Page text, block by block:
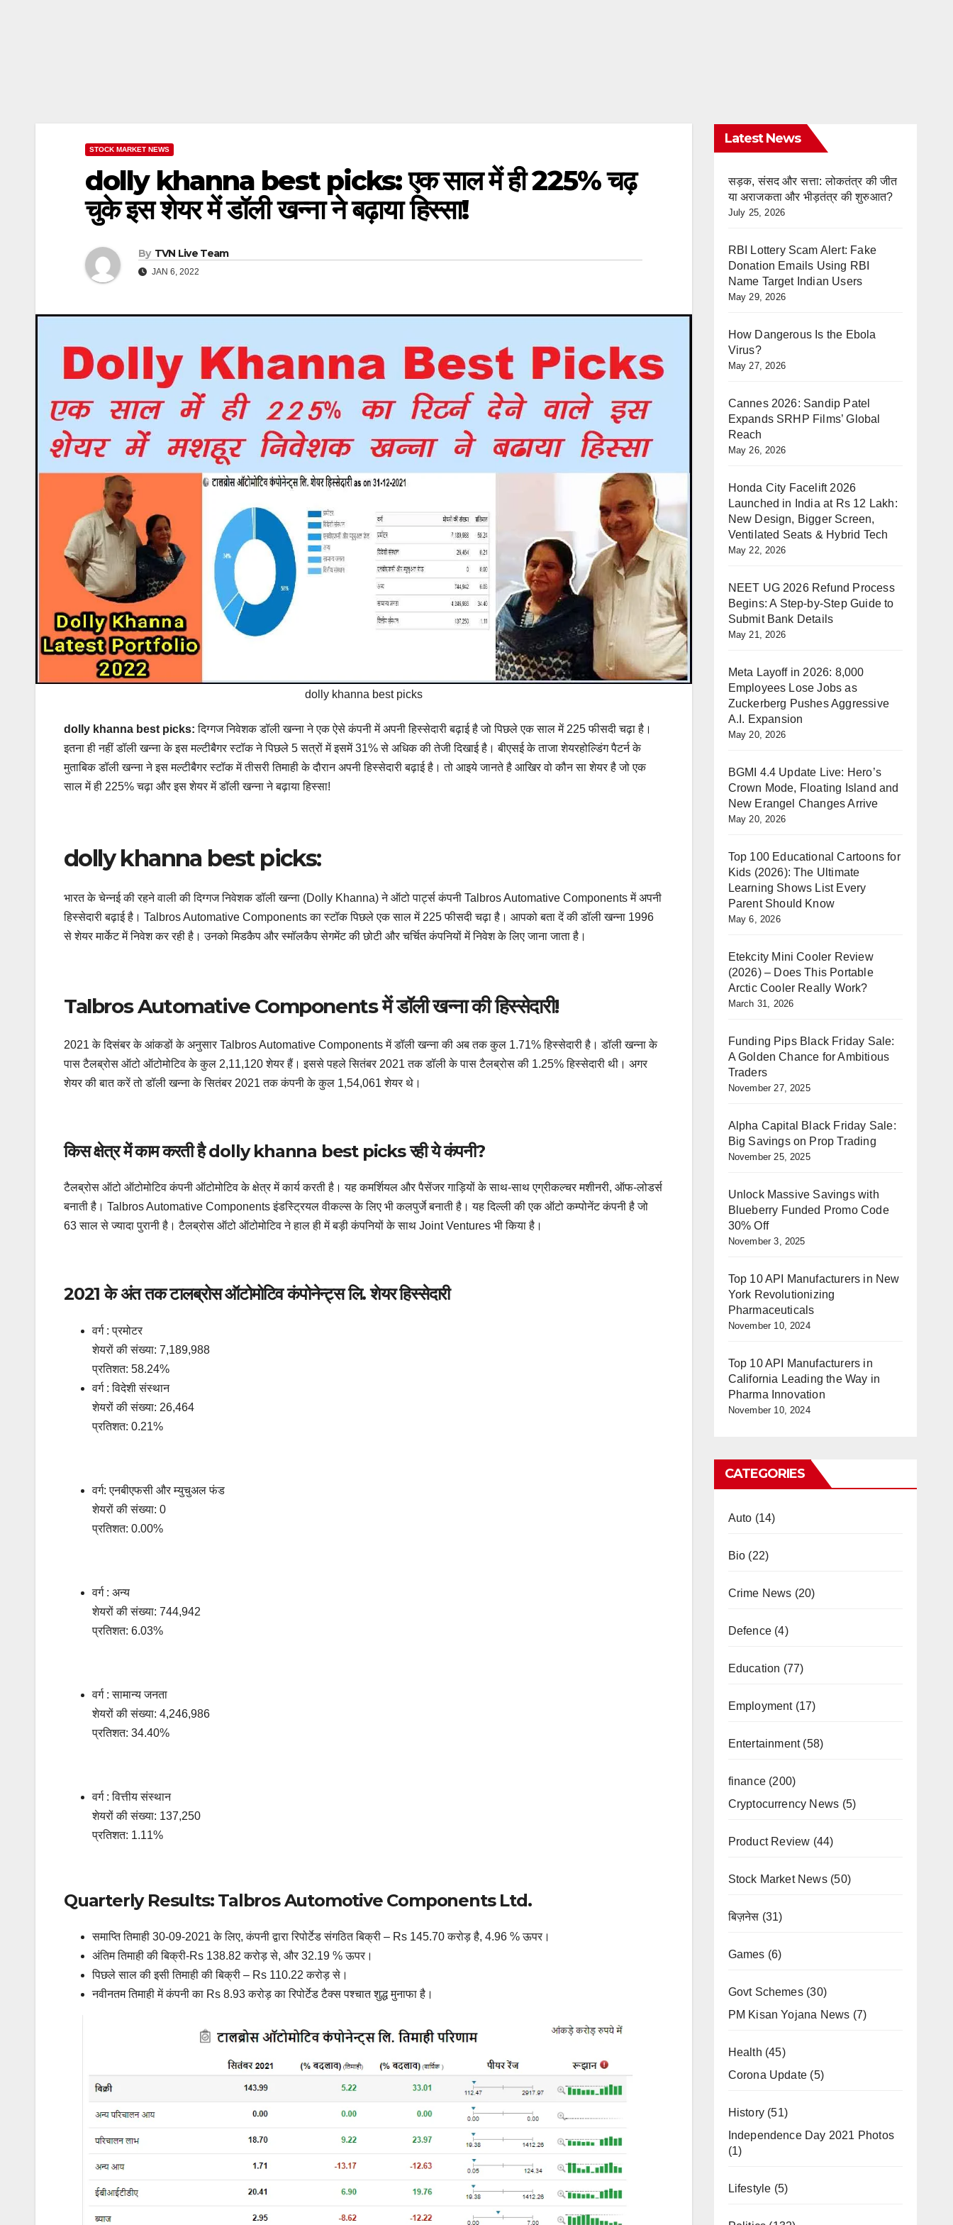
STOCK MARKET NEWS
dolly khanna best picks: एक साल में ही 225% चढ़
चुके इस शेयर में डॉली खन्ना ने बढ़ाया हिस्सा!
By TVN Live Team
JAN 6, 2022
dolly khanna best picks
dolly khanna best picks: दिग्गज निवेशक डॉली खन्ना ने एक ऐसे कंपनी में अपनी हिस्सेदारी बढ़ाई है जो पिछले एक साल में 225 फीसदी चढ़ा है।
इतना ही नहीं डॉली खन्ना के इस मल्टीबैगर स्टॉक ने पिछले 5 सत्रों में इसमें 31% से अधिक की तेजी दिखाई है। बीएसई के ताजा शेयरहोल्डिंग पैटर्न के
मुताबिक डॉली खन्ना ने इस मल्टीबैगर स्टॉक में तीसरी तिमाही के दौरान अपनी हिस्सेदारी बढ़ाई है। तो आइये जानते है आखिर वो कौन सा शेयर है जो एक
साल में ही 225% चढ़ा और इस शेयर में डॉली खन्ना ने बढ़ाया हिस्सा!
dolly khanna best picks:
भारत के चेन्नई की रहने वाली की दिग्गज निवेशक डॉली खन्ना (Dolly Khanna) ने ऑटो पार्ट्स कंपनी Talbros Automative Components में अपनी
हिस्सेदारी बढ़ाई है। Talbros Automative Components का स्टॉक पिछले एक साल में 225 फीसदी चढ़ा है। आपको बता दें की डॉली खन्ना 1996
से शेयर मार्केट में निवेश कर रही है। उनको मिडकैप और स्मॉलकैप सेगमेंट की छोटी और चर्चित कंपनियों में निवेश के लिए जाना जाता है।
Talbros Automative Components में डॉली खन्ना की हिस्सेदारी!
2021 के दिसंबर के आंकडों के अनुसार Talbros Automative Components में डॉली खन्ना की अब तक कुल 1.71% हिस्सेदारी है। डॉली खन्ना के
पास टैलब्रोस ऑटो ऑटोमोटिव के कुल 2,11,120 शेयर हैं। इससे पहले सितंबर 2021 तक डॉली के पास टैलब्रोस की 1.25% हिस्सेदारी थी। अगर
शेयर की बात करें तो डॉली खन्ना के सितंबर 2021 तक कंपनी के कुल 1,54,061 शेयर थे।
किस क्षेत्र में काम करती है dolly khanna best picks रही ये कंपनी?
टैलब्रोस ऑटो ऑटोमोटिव कंपनी ऑटोमोटिव के क्षेत्र में कार्य करती है। यह कमर्शियल और पैसेंजर गाड़ियों के साथ-साथ एग्रीकल्चर मशीनरी, ऑफ-लोडर्स
बनाती है। Talbros Automative Components इंडस्ट्रियल वीकल्स के लिए भी कलपुर्जे बनाती है। यह दिल्ली की एक ऑटो कम्पोनेंट कंपनी है जो
63 साल से ज्यादा पुरानी है। टैलब्रोस ऑटो ऑटोमोटिव ने हाल ही में बड़ी कंपनियों के साथ Joint Ventures भी किया है।
2021 के अंत तक टालब्रोस ऑटोमोटिव कंपोनेन्ट्स लि. शेयर हिस्‍सेदारी
वर्ग : प्रमोटर
शेयरों की संख्या: 7,189,988
प्रतिशत: 58.24%
वर्ग : विदेशी संस्थान
शेयरों की संख्या: 26,464
प्रतिशत: 0.21%
वर्ग: एनबीएफसी और म्युचुअल फंड
शेयरों की संख्या: 0
प्रतिशत: 0.00%
वर्ग : अन्य
शेयरों की संख्या: 744,942
प्रतिशत: 6.03%
वर्ग : सामान्य जनता
शेयरों की संख्या: 4,246,986
प्रतिशत: 34.40%
वर्ग : वित्तीय संस्थान
शेयरों की संख्या: 137,250
प्रतिशत: 1.11%
Quarterly Results: Talbros Automotive Components Ltd.
समाप्ति तिमाही 30-09-2021 के लिए, कंपनी द्वारा रिपोर्टेड संगठित बिक्री – Rs 145.70 करोड़ है, 4.96 % ऊपर।
अंतिम तिमाही की बिक्री-Rs 138.82 करोड़ से, और 32.19 % ऊपर।
पिछले साल की इसी तिमाही की बिक्री – Rs 110.22 करोड़ से।
नवीनतम तिमाही में कंपनी का Rs 8.93 करोड़ का रिपोर्टेड टैक्स पश्चात शुद्ध मुनाफा है।
Latest News
सड़क, संसद और सत्ता: लोकतंत्र की जीत
या अराजकता और भीड़तंत्र की शुरुआत?
July 25, 2026
RBI Lottery Scam Alert: Fake
Donation Emails Using RBI
Name Target Indian Users
May 29, 2026
How Dangerous Is the Ebola
Virus?
May 27, 2026
Cannes 2026: Sandip Patel
Expands SRHP Films’ Global
Reach
May 26, 2026
Honda City Facelift 2026
Launched in India at Rs 12 Lakh:
New Design, Bigger Screen,
Ventilated Seats & Hybrid Tech
May 22, 2026
NEET UG 2026 Refund Process
Begins: A Step-by-Step Guide to
Submit Bank Details
May 21, 2026
Meta Layoff in 2026: 8,000
Employees Lose Jobs as
Zuckerberg Pushes Aggressive
A.I. Expansion
May 20, 2026
BGMI 4.4 Update Live: Hero’s
Crown Mode, Floating Island and
New Erangel Changes Arrive
May 20, 2026
Top 100 Educational Cartoons for
Kids (2026): The Ultimate
Learning Shows List Every
Parent Should Know
May 6, 2026
Etekcity Mini Cooler Review
(2026) – Does This Portable
Arctic Cooler Really Work?
March 31, 2026
Funding Pips Black Friday Sale:
A Golden Chance for Ambitious
Traders
November 27, 2025
Alpha Capital Black Friday Sale:
Big Savings on Prop Trading
November 25, 2025
Unlock Massive Savings with
Blueberry Funded Promo Code
30% Off
November 3, 2025
Top 10 API Manufacturers in New
York Revolutionizing
Pharmaceuticals
November 10, 2024
Top 10 API Manufacturers in
California Leading the Way in
Pharma Innovation
November 10, 2024
CATEGORIES
Auto (14)
Bio (22)
Crime News (20)
Defence(4)
Education (77)
Employment(17)
Entertainment(58)
finance(200)
Cryptocurrency News (5)
Product Review (44)
Stock Market News(50)
बिज़नेस (31)
Games (6)
Govt Schemes(30)
PM Kisan Yojana News (7)
Health (45)
Corona Update (5)
History(51)
Independence Day 2021 Photos
(1)
Lifestyle (5)